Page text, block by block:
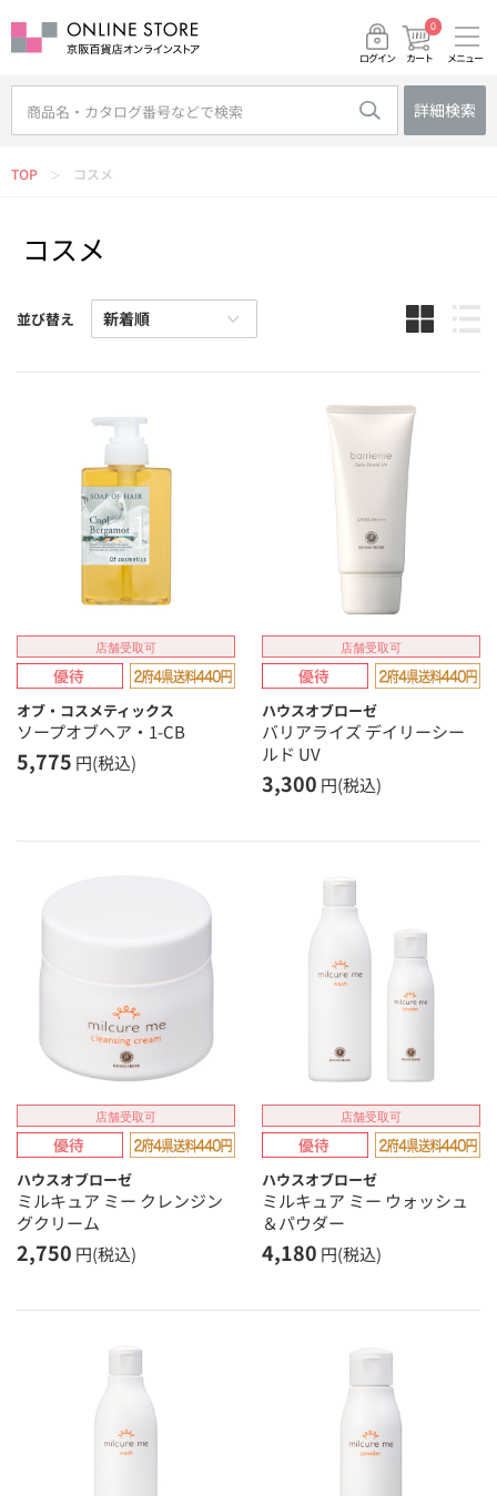
ログイン カート
0
メニュー
詳細検索
TOP ＞ コスメ
コスメ
並び替え
店舗受取可
オブ・コスメティックス
ソープオブヘア・1-CB
5,775 円(税込)
店舗受取可
ハウスオブローゼ
バリアライズ デイリーシー
ルド UV
3,300 円(税込)
店舗受取可
ハウスオブローゼ
ミルキュア ミー クレンジン
グクリーム
2,750 円(税込)
店舗受取可
ハウスオブローゼ
ミルキュア ミー ウォッシュ
＆パウダー
4,180 円(税込)